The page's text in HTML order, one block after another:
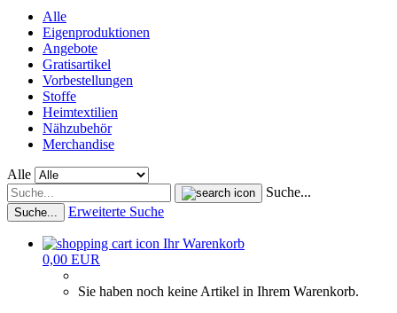
Alle
Eigenproduktionen
Angebote
Gratisartikel
Vorbestellungen
Stoffe
Heimtextilien
Nähzubehör
Merchandise
Alle
Suche...
Suche... Erweiterte Suche
Ihr Warenkorb
0,00 EUR
Sie haben noch keine Artikel in Ihrem Warenkorb.